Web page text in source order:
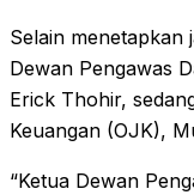
Selain menetapkan
Dewan Pengawas
Erick Thohir,
Keuangan (OJK),
“Ketua Dewan